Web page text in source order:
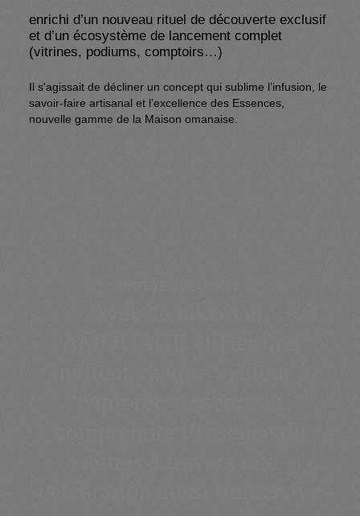
enrichi d’un nouveau rituel de découverte exclusif
et d’un écosystème de lancement complet
(vitrines, podiums, comptoirs…)
Il s'agissait de décliner un concept qui sublime l’infusion, le
savoir-faire artisanal et l’excellence des Essences,
nouvelle gamme de la Maison omanaise.